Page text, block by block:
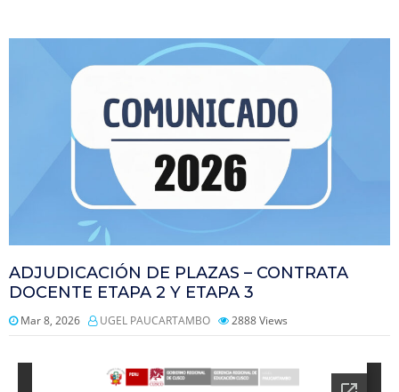
ADJUDICACIÓN DE PLAZAS – CONTRATA
DOCENTE ETAPA 2 Y ETAPA 3
Mar 8, 2026 UGEL PAUCARTAMBO 2888Views